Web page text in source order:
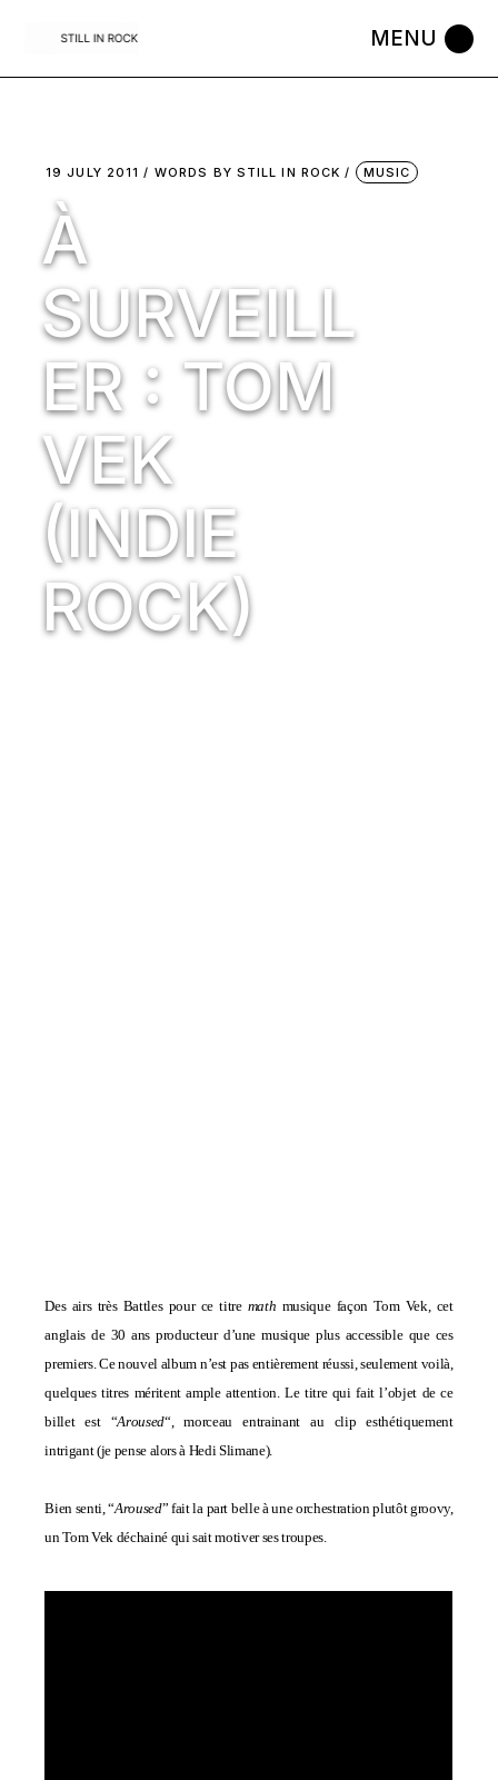
19 JULY 2011 WORDS BY STILL IN ROCK MUSIC
À
SURVEILL
ER : TOM
VEK
(INDIE
ROCK)
Des airs très Battlespour ce titre math musique façon Tom Vek, cet
anglais de 30 ans producteur d’une musique plus accessible que ces
premiers. Ce nouvel album n’est pas entièrement réussi,seulement voilà,
quelques titres méritent ample attention. Le titre qui fait l’objet de ce
billet est “Aroused“, morceau entrainant au clip esthétiquement
intrigant (je pense alors à Hedi Slimane).
Bien senti,“Aroused” fait la part belle à une orchestration plutôt groovy,
un Tom Vek déchainé qui sait motiver ses troupes.